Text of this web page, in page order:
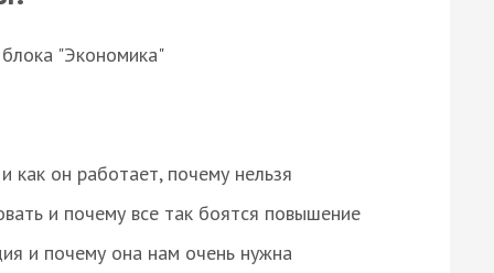
"Экономика"
как он работает, почему нельзя
и почему все так боятся повышение
и почему она нам очень нужна